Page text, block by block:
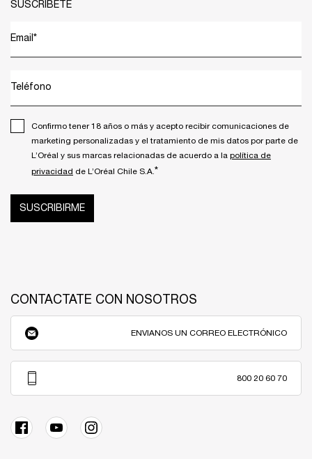
SUSCRÍBETE
Email *
Teléfono
Confirmo tener 18 años o más y acepto recibir comunicaciones de
marketing personalizadas y el tratamiento de mis datos por parte de
L’Oréal y sus marcas relacionadas de acuerdo a la política de
privacidad de L’Oréal Chile S.A. *
SUSCRIBIRME
CONTACTATE CON NOSOTROS
ENVIANOS UN CORREO ELECTRÓNICO
800 20 60 70